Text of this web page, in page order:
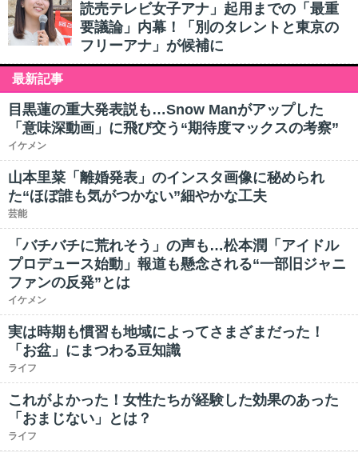
読売テレビ女子アナ」起用までの「最重
要議論」内幕！「別のタレントと東京の
フリーアナ」が候補に
最新記事
目黒蓮の重大発表説も…Snow Manがアップした
「意味深動画」に飛び交う“期待度マックスの考察”
イケメン
山本里菜「離婚発表」のインスタ画像に秘められ
た“ほぼ誰も気がつかない”細やかな工夫
芸能
「バチバチに荒れそう」の声も…松本潤「アイドル
プロデュース始動」報道も懸念される“一部旧ジャニ
ファンの反発”とは
イケメン
実は時期も慣習も地域によってさまざまだった！
「お盆」にまつわる豆知識
ライフ
これがよかった！女性たちが経験した効果のあった
「おまじない」とは？
ライフ